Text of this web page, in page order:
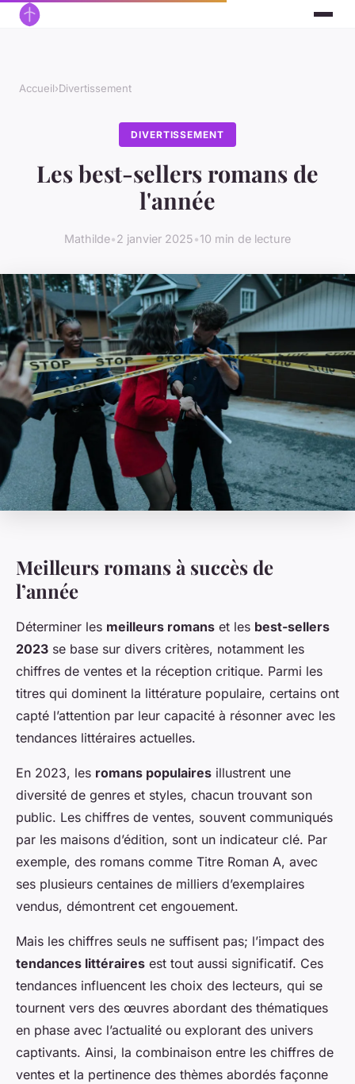
Accueil›Divertissement
DIVERTISSEMENT
Les best-sellers romans de
l'année
Mathilde•2 janvier 2025•10 min de lecture
Meilleurs romans à succès de
l’année
Déterminer les meilleurs romans et les best-sellers
2023 se base sur divers critères, notamment les
chiffres de ventes et la réception critique. Parmi les
titres qui dominent la littérature populaire, certains ont
capté l’attention par leur capacité à résonner avec les
tendances littéraires actuelles.
En 2023, les romans populaires illustrent une
diversité de genres et styles, chacun trouvant son
public. Les chiffres de ventes, souvent communiqués
par les maisons d’édition, sont un indicateur clé. Par
exemple, des romans comme Titre Roman A, avec
ses plusieurs centaines de milliers d’exemplaires
vendus, démontrent cet engouement.
Mais les chiffres seuls ne suffisent pas; l’impact des
tendances littéraires est tout aussi significatif. Ces
tendances influencent les choix des lecteurs, qui se
tournent vers des œuvres abordant des thématiques
en phase avec l’actualité ou explorant des univers
captivants. Ainsi, la combinaison entre les chiffres de
ventes et la pertinence des thèmes abordés façonne